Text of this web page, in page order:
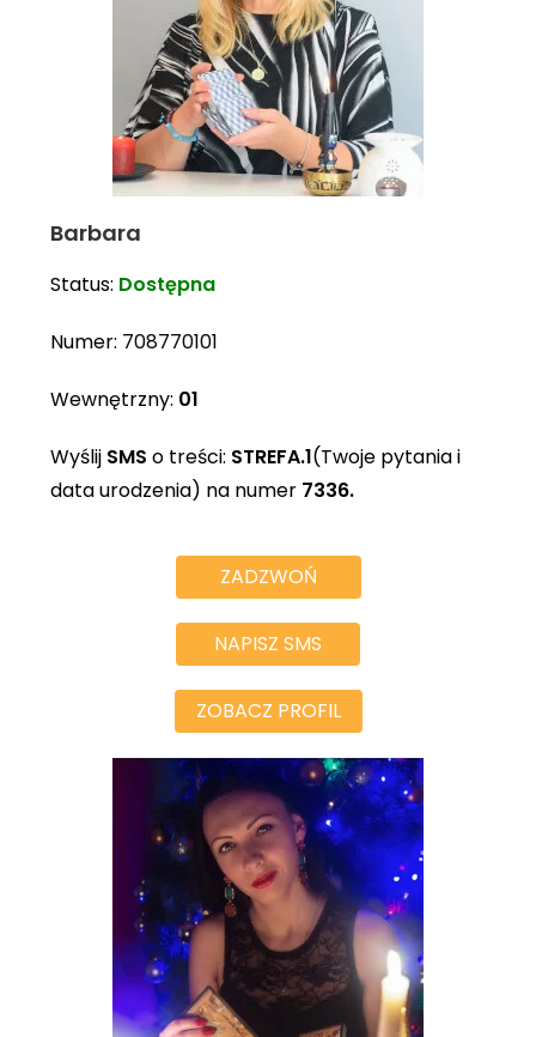
Barbara
Status: Dostępna
Numer: 708770101
Wewnętrzny: 01
Wyślij SMS o treści: STREFA.1(Twoje pytania i
data urodzenia) na numer 7336.
ZADZWOŃ
NAPISZ SMS
ZOBACZ PROFIL